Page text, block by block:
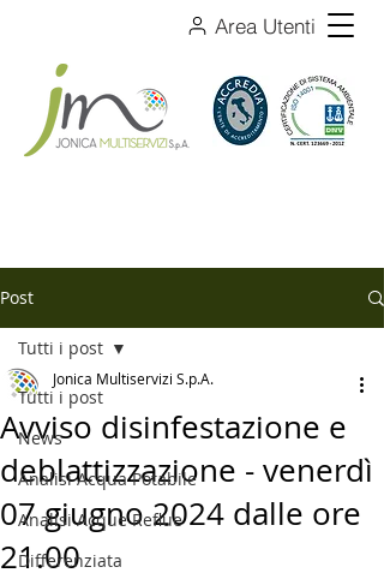
Area Utenti
Post
Tutti i post
News
Analisi Acqua Potabile
Analisi Acque Reflue
Differenziata
Tutti i post
Avviso disinfestazione e
deblattizzazione - venerdì
07 giugno 2024 dalle ore
21.00
Jonica Multiservizi S.p.A.